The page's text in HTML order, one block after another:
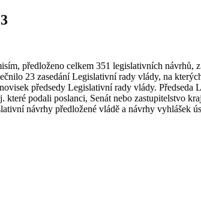
předloženo celkem 351 legislativních návrhů,
23 zasedání Legislativní rady vlády, na
předsedy Legislativní rady vlády.
podali poslanci, Senát nebo zastupitelstvo
návrhy předložené vládě a návrhy vyhlášek